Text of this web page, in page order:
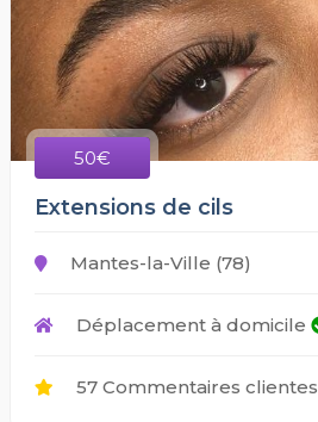
50€
Extensions de cils
Mantes-la-Ville (78)
Déplacement à domicile
57 Commentaires clientes